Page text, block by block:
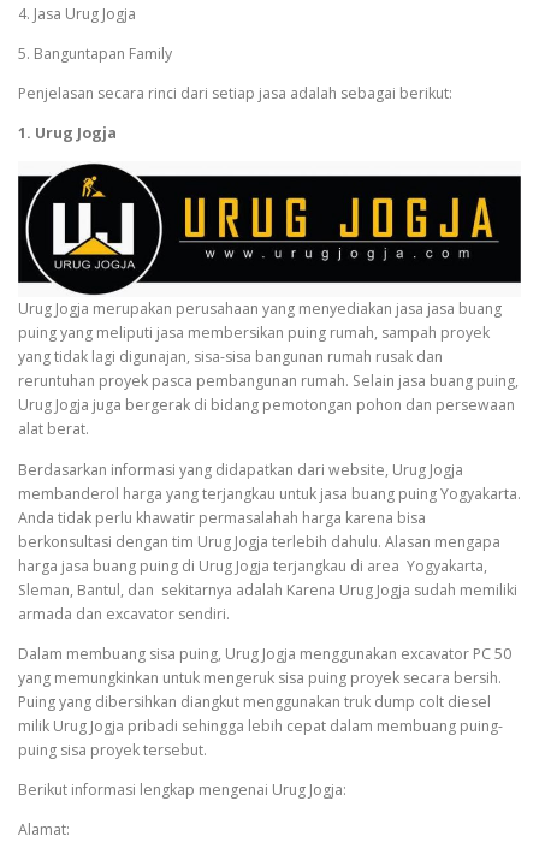
4. Jasa Urug Jogja
5. Banguntapan Family
Penjelasan secara rinci dari setiap jasa adalah sebagai berikut:
1. Urug Jogja
Urug Jogja merupakan perusahaan yang menyediakan jasa jasa buang
puing yang meliputi jasa membersikan puing rumah, sampah proyek
yang tidak lagi digunajan, sisa-sisa bangunan rumah rusak dan
reruntuhan proyek pasca pembangunan rumah. Selain jasa buang puing,
Urug Jogja juga bergerak di bidang pemotongan pohon dan persewaan
alat berat.
Berdasarkan informasi yang didapatkan dari website, Urug Jogja
membanderol harga yang terjangkau untuk jasa buang puing Yogyakarta.
Anda tidak perlu khawatir permasalahah harga karena bisa
berkonsultasi dengan tim Urug Jogja terlebih dahulu. Alasan mengapa
harga jasa buang puing di Urug Jogja terjangkau di area Yogyakarta,
Sleman, Bantul, dan sekitarnya adalah Karena Urug Jogja sudah memiliki
armada dan excavator sendiri.
Dalam membuang sisa puing, Urug Jogja menggunakan excavator PC 50
yang memungkinkan untuk mengeruk sisa puing proyek secara bersih.
Puing yang dibersihkan diangkut menggunakan truk dump colt diesel
milik Urug Jogja pribadi sehingga lebih cepat dalam membuang puing-
puing sisa proyek tersebut.
Berikut informasi lengkap mengenai Urug Jogja:
Alamat: